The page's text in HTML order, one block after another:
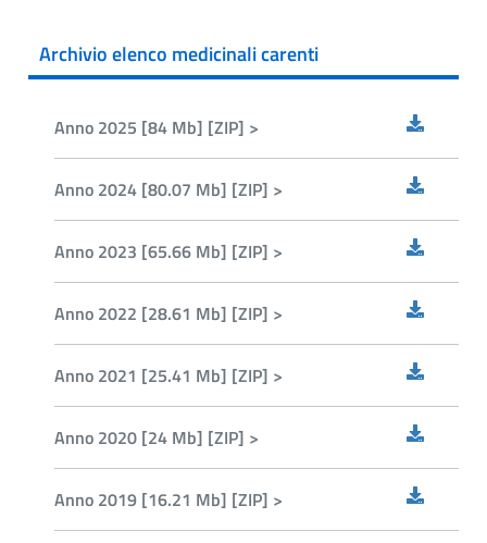
Archivio elenco medicinali carenti
Anno 2025 [84 Mb] [ZIP] >
Anno 2024 [80.07 Mb] [ZIP] >
Anno 2023 [65.66 Mb] [ZIP] >
Anno 2022 [28.61 Mb] [ZIP] >
Anno 2021 [25.41 Mb] [ZIP] >
Anno 2020 [24 Mb] [ZIP] >
Anno 2019 [16.21 Mb] [ZIP] >